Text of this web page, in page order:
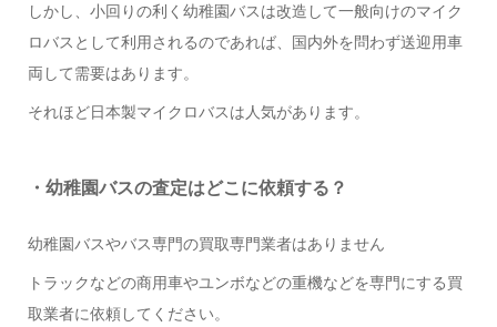
しかし、小回りの利く幼稚園バスは改造して一般向けのマイク
ロバスとして利用されるのであれば、国内外を問わず送迎用車
両して需要はあります。
それほど日本製マイクロバスは人気があります。
・幼稚園バスの査定はどこに依頼する？
幼稚園バスやバス専門の買取専門業者はありません
トラックなどの商用車やユンボなどの重機などを専門にする買
取業者に依頼してください。